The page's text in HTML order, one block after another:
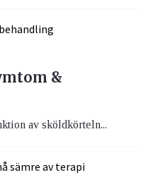
&
av sköldkörteln...